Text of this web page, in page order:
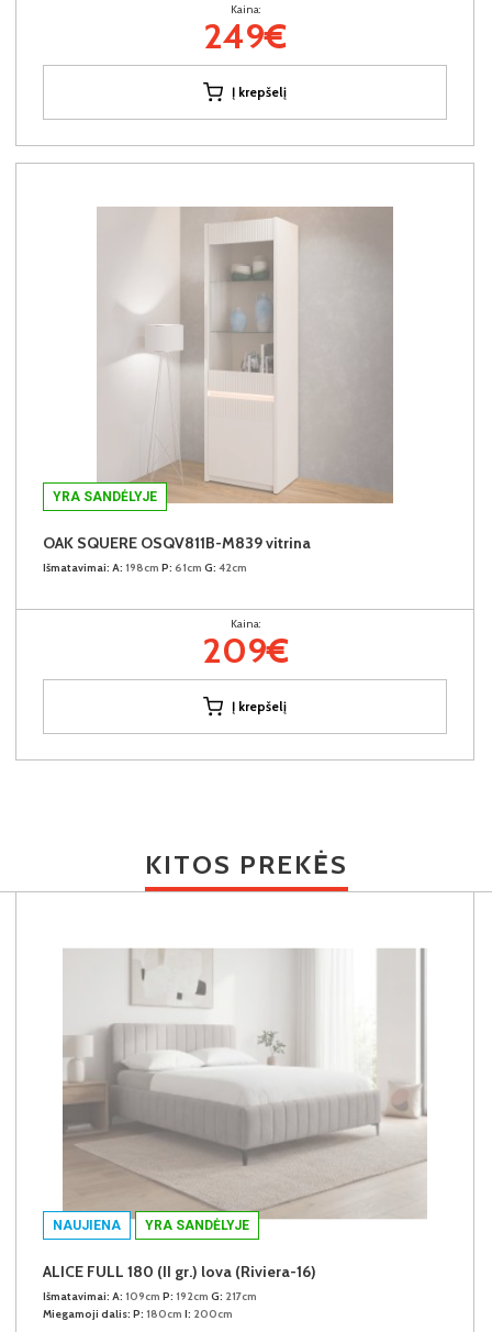
Kaina:
249€
Į krepšelį
YRA SANDĖLYJE
OAK SQUERE OSQV811B-M839 vitrina
Išmatavimai: A: 198cm P: 61cm G: 42cm
Kaina:
209€
Į krepšelį
KITOS PREKĖS
NAUJIENA YRA SANDĖLYJE
ALICE FULL 180 (II gr.) lova (Riviera-16)
Išmatavimai: A: 109cm P: 192cm G: 217cm
Miegamoji dalis: P: 180cm I: 200cm